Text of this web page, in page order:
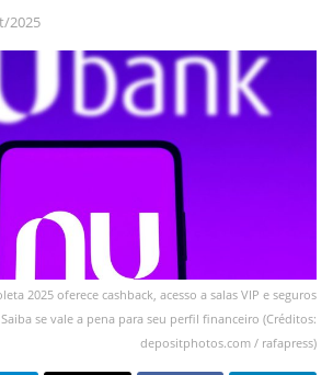
2025
2025 oferece cashback, acesso a salas VIP e seguros
se vale a pena para seu perfil financeiro (Créditos:
depositphotos.com / rafapress)